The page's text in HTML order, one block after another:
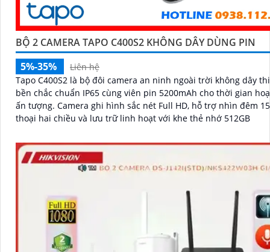
BỘ 2 CAMERA TAPO C400S2 KHÔNG DÂY DÙNG PIN
5%-35%
Liên hệ
Tapo C400S2 là bộ đôi camera an ninh ngoài trời không dây
bền chắc chuẩn IP65 cùng viên pin 5200mAh cho thời gian
ấn tượng. Camera ghi hình sắc nét Full HD, hỗ trợ nhìn đêm 15m, đàm
thoại hai chiều và lưu trữ linh hoạt với khe thẻ nhớ 512GB